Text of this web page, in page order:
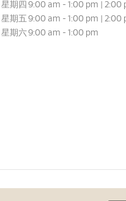
星期四 9:00 am - 1:00 pm | 2:00
星期五 9:00 am - 1:00 pm | 2:00
星期六9:00 am - 1:00 pm